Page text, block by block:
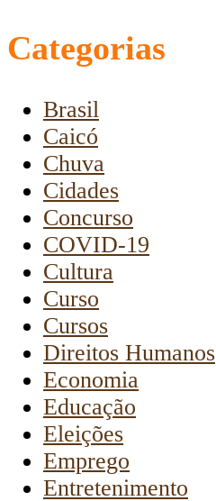
Categorias
Brasil
Caicó
Chuva
Cidades
Concurso
COVID-19
Cultura
Curso
Cursos
Direitos Humanos
Economia
Educação
Eleições
Emprego
Entretenimento